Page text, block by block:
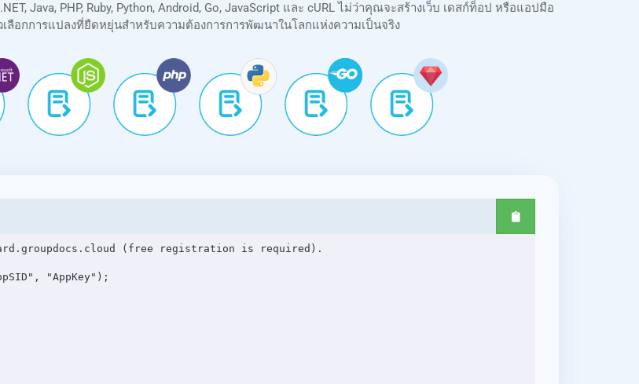
Java, PHP, Ruby, Python, Android, Go, JavaScript และ cURL ไม่ว่าคุณจะสร้างเว็บ เดสก์ท็อป หรือแอปมือ
อกการแปลงที่ยืดหยุ่นสำหรับความต้องการการพัฒนาในโลกแห่งความเป็นจริง
(free registration is required).
"AppKey");